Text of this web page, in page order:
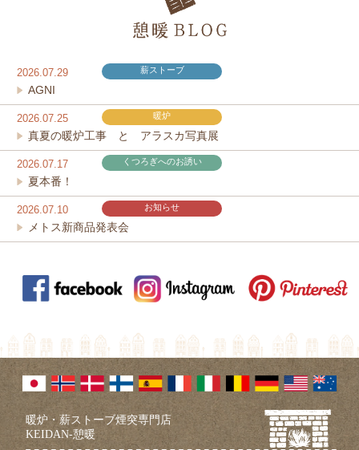
2026.07.29 薪ストーブ
AGNI
2026.07.25 暖炉
真夏の暖炉工事 と アラスカ写真展
2026.07.17 くつろぎへのお誘い
夏本番！
2026.07.10 お知らせ
メトス新商品発表会
暖炉・薪ストーブ煙突専門店
KEIDAN-憩暖